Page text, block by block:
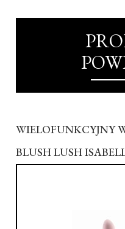
WIELOFUNKCYJNY
BLUSH LUSH